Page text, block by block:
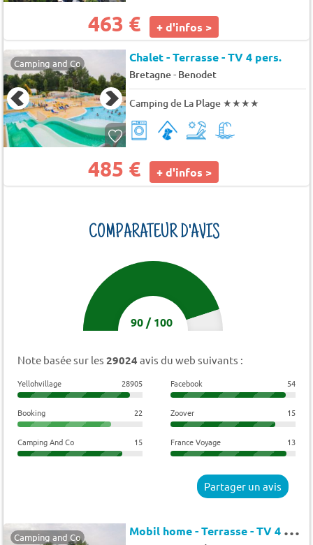
463 € + d'infos >
Camping and Co Chalet - Terrasse - TV 4 pers.
Bretagne- Benodet
Camping de La Plage ★★★★
485 € + d'infos >
COMPARATEUR D'AVIS
90/100
Note basée sur les 29024 avis du web suivants :
Yellohvillage 28905 Facebook 54
Booking 22 Zoover 15
Camping And Co 15 France Voyage 13
Partager un avis
Camping and Co M
obil home - Terrasse - TV 4 pers.